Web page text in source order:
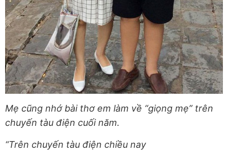
Mẹ cũng nhớ bài thơ em làm về “giọng mẹ” trên
chuyến tàu điện cuối năm.
“Trên chuyến tàu điện chiều nay